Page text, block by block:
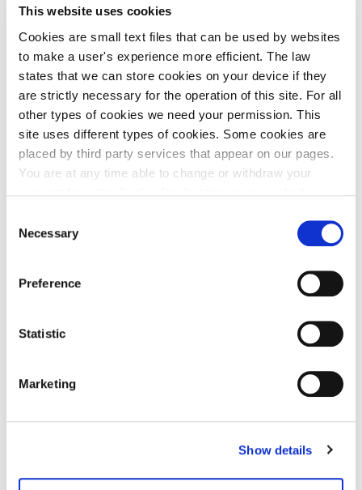
This website uses cookies
Cookies are small text files that can be used by websites
to make a user's experience more efficient. The law
states that we can store cookies on your device if they
are strictly necessary for the operation of this site. For all
other types of cookies we need your permission. This
site uses different types of cookies. Some cookies are
placed by third party services that appear on our pages.
You are at any time able to change or withdraw your
Selection
Necessary
Preference
Statistic
Marketing
Show details
Mols Bjerge
Trehøje | Porskær Stenhus | Femmøller by |
Agri Bavnehøj